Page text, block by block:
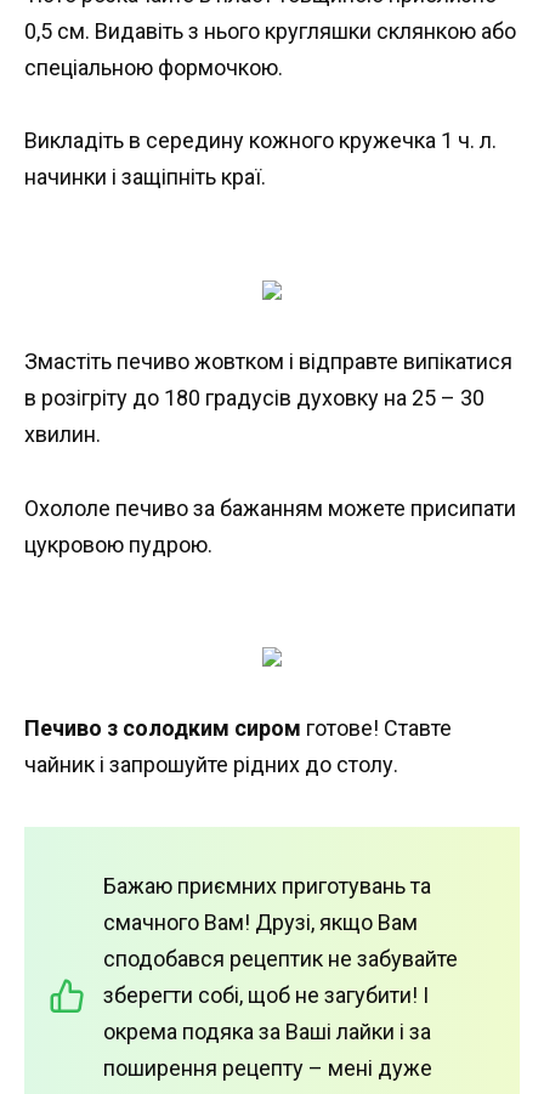
0,5 см. Видавіть з нього кругляшки склянкою або
спеціальною формочкою.
Викладіть в середину кожного кружечка 1 ч. л.
начинки і защіпніть краї.
Змастіть печиво жовтком і відправте випікатися
в розігріту до 180 градусів духовку на 25 – 30
хвилин.
Охололе печиво за бажанням можете присипати
цукровою пудрою.
Печиво з солодким сиром готове! Ставте
чайник і запрошуйте рідних до столу.
Бажаю приємних приготувань та
смачного Вам! Друзі, якщо Вам
сподобався рецептик не забувайте
зберегти собі, щоб не загубити! І
окрема подяка за Ваші лайки і за
поширення рецепту – мені дуже